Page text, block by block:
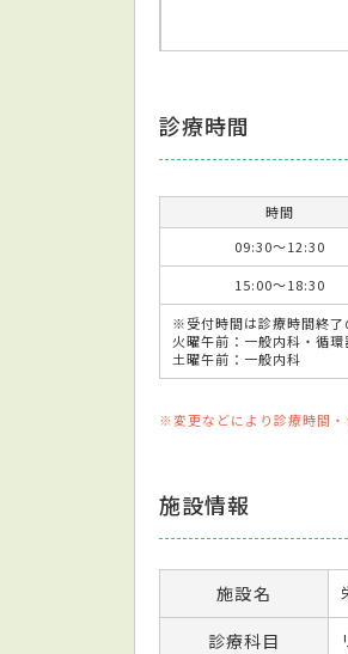
診療時間
時間
09:30～12:30
15:00～18:30
※受付時間は診療時間終了
火曜午前：一般内科・循環
土曜午前：一般内科
※変更などにより診療時間・
施設情報
施設名
診療科目